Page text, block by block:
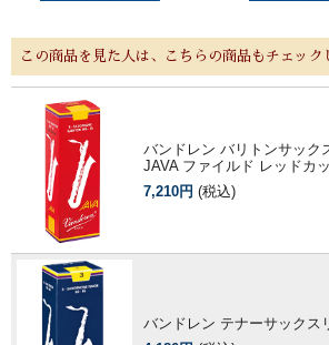
この商品を見た人は、こちらの商品もチェック
バンドレン バリトンサック
JAVA ファイルド レッドカ
7,210円 (税込)
バンドレン テナーサックス